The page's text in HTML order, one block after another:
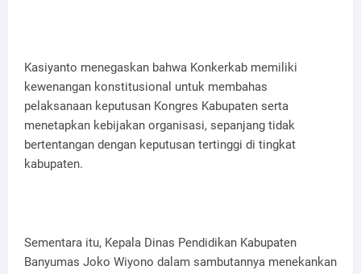
Kasiyanto menegaskan bahwa Konkerkab memiliki
kewenangan konstitusional untuk membahas
pelaksanaan keputusan Kongres Kabupaten serta
menetapkan kebijakan organisasi, sepanjang tidak
bertentangan dengan keputusan tertinggi di tingkat
kabupaten.
Sementara itu, Kepala Dinas Pendidikan Kabupaten
Banyumas Joko Wiyono dalam sambutannya menekankan